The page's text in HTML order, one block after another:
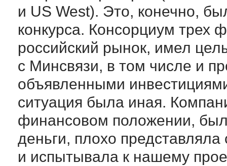
и US West). Это, конечно,
конкурса. Консорциум трех
российский рынок, имел
с Минсвязи, в том числе и
объявленными
ситуация была иная.
финансовом положении,
деньги, плохо
и испытывала к нашему